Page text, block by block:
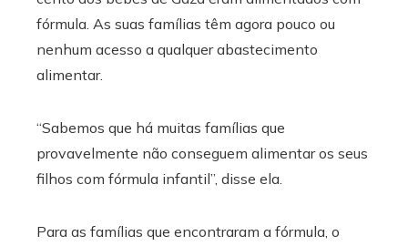
fórmula. As suas famílias têm agora pouco ou
nenhum acesso a qualquer abastecimento
alimentar.
“Sabemos que há muitas famílias que
provavelmente não conseguem alimentar os seus
filhos com fórmula infantil”, disse ela.
Para as famílias que encontraram a fórmula, o